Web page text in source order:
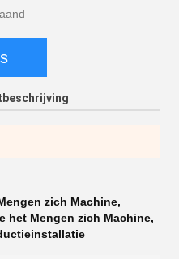
zich Machine,
het Mengen zich Machine,